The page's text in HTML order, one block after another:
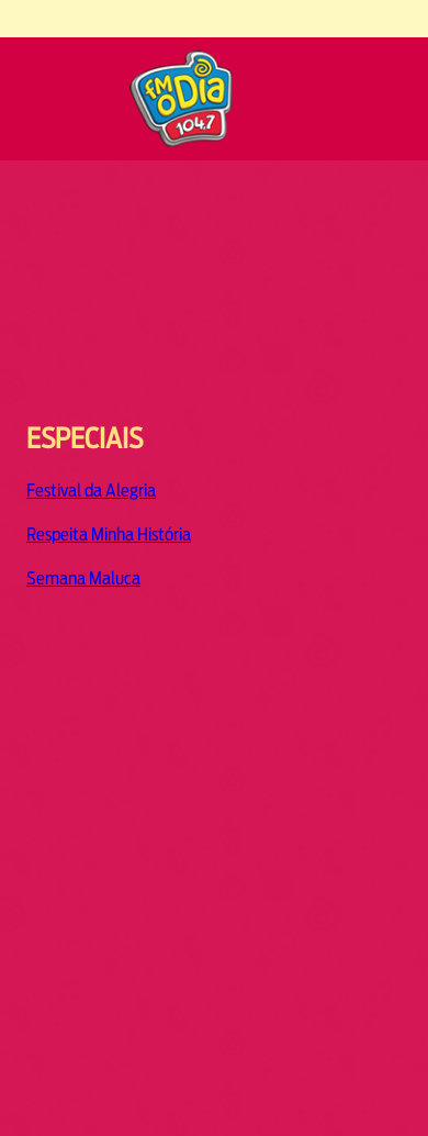
ESPECIAIS
Festival da Alegria
Respeita Minha História
Semana Maluca